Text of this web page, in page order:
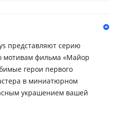
представляют серию
мотивам фильма «Майор
герои первого
в миниатюрном
украшением вашей